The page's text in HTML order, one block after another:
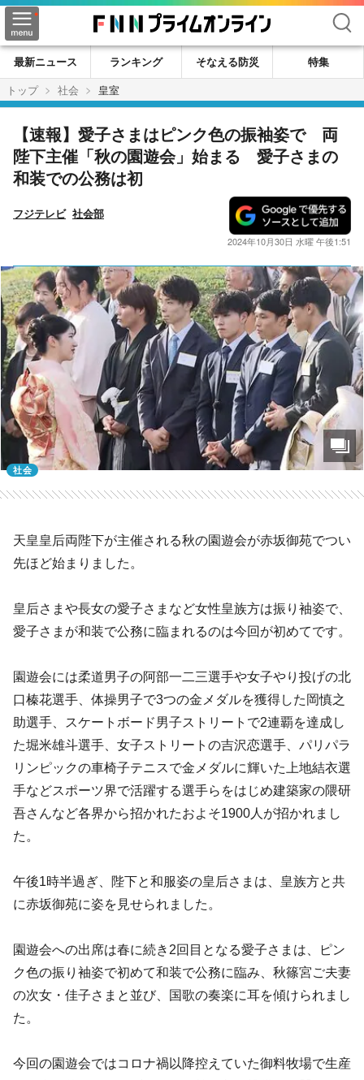
検索
最新ニュース ランキング そなえる防災
特集
トップ
社会 皇室
【速報】愛子さまはピンク色の振袖姿で 両
陛下主催「秋の園遊会」始まる 愛子さまの
和装での公務は初
フジテレビ 社会部
2024年10月30日 水曜 午後1:51
社会
天皇皇后両陛下が主催される秋の園遊会が赤坂御苑でつい
先ほど始まりました。
皇后さまや長女の愛子さまなど女性皇族方は振り袖姿で、
愛子さまが和装で公務に臨まれるのは今回が初めてです。
園遊会には柔道男子の阿部一二三選手や女子やり投げの北
口榛花選手、体操男子で3つの金メダルを獲得した岡慎之
助選手、スケートボード男子ストリートで2連覇を達成し
た堀米雄斗選手、女子ストリートの吉沢恋選手、パリパラ
リンピックの車椅子テニスで金メダルに輝いた上地結衣選
手などスポーツ界で活躍する選手らをはじめ建築家の隈研
吾さんなど各界から招かれたおよそ1900人が招かれまし
た。
午後1時半過ぎ、陛下と和服姿の皇后さまは、皇族方と共
に赤坂御苑に姿を見せられました。
園遊会への出席は春に続き2回目となる愛子さまは、ピン
ク色の振り袖姿で初めて和装で公務に臨み、秋篠宮ご夫妻
の次女・佳子さまと並び、国歌の奏楽に耳を傾けられまし
た。
今回の園遊会ではコロナ禍以降控えていた御料牧場で生産